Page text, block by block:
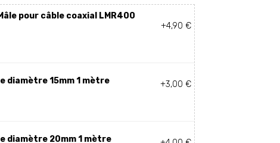
pour câble coaxial LMR400
+4,90 €
diamètre 15mm 1 mètre +3,00 €
diamètre 20mm 1 mètre